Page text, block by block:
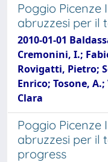
Poggio Picenze
abruzzesi per il
2010-01-01
Cremonini, I.;
Rovigatti, Pietro;
Enrico; Tosone,
Clara
Poggio Picenze
abruzzesi per il
progress